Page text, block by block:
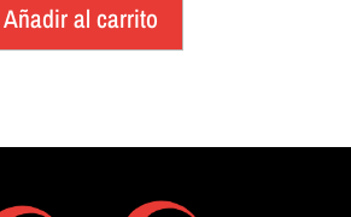
Añadir al carrito